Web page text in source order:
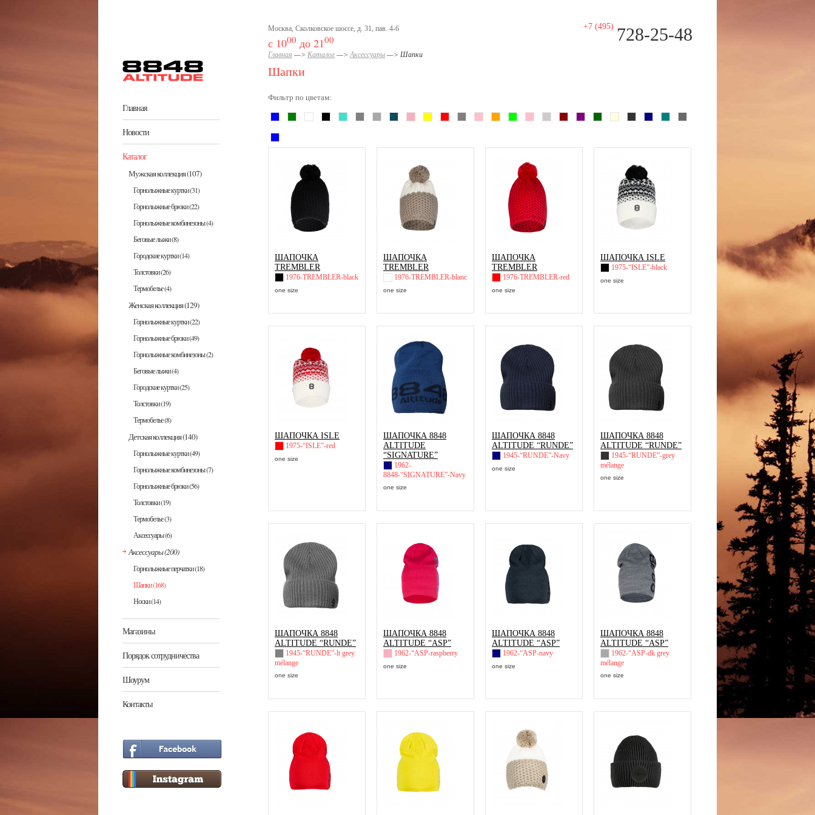
Главная
Новости
Каталог
Мужская коллекция(107)
Горнолыжные куртки(31)
Горнолыжные брюки(22)
Горнолыжные комбинезоны(4)
Беговые лыжи(8)
Городские куртки(14)
Толстовки(26)
Термобелье(4)
Женская коллекция(129)
Горнолыжные куртки(22)
Горнолыжные брюки(49)
Горнолыжные комбинезоны(2)
Беговые лыжи(4)
Городские куртки(25)
Толстовки(19)
Термобелье(8)
Детская коллекция(140)
Горнолыжные куртки(49)
Горнолыжные комбинезоны(7)
Горнолыжные брюки(56)
Толстовки(19)
Термобелье(3)
Аксессуары(6)
Аксессуары(200)
Горнолыжные перчатки(18)
Шапки(168)
Носки(14)
Магазины
Порядок сотрудничества
Шоурум
Контакты
Москва, Сколковское шоссе, д. 31, пав. 4-6
с 1000 до 2100
+7 (495) 728-25-48
Главная —> Каталог —>Аксессуары —> Шапки
Шапки
Фильтр по цветам:
ШАПОЧКА
TREMBLER
1976-TREMBLER-black
one size
ШАПОЧКА
TREMBLER
1976-TREMBLER-blanc
one size
ШАПОЧКА
TREMBLER
1976-TREMBLER-red
one size
ШАПОЧКА ISLE
1975-“ISLE”-black
one size
ШАПОЧКА ISLE
1975-“ISLE”-red
one size
ШАПОЧКА 8848
ALTITUDE
“SIGNATURE”
1962-
8848-“SIGNATURE”-Navy
one size
ШАПОЧКА 8848
ALTITUDE “RUNDE”
1945-“RUNDE”-Navy
one size
ШАПОЧКА 8848
ALTITUDE “RUNDE”
1945-“RUNDE”-grey
mélange
one size
ШАПОЧКА 8848
ALTITUDE “RUNDE”
1945-“RUNDE”-lt grey
mélange
one size
ШАПОЧКА 8848
ALTITUDE “ASP”
1962-“ASP-raspberry
one size
ШАПОЧКА 8848
ALTITUDE “ASP”
1962-“ASP-navy
one size
ШАПОЧКА 8848
ALTITUDE “ASP”
1962-“ASP-dk grey
mélange
one size